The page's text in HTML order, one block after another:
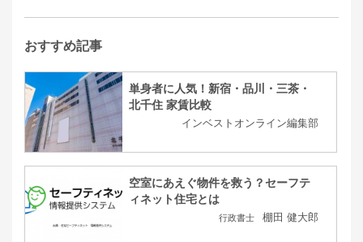
おすすめ記事
単身者に人気！新宿・品川・三茶・
北千住 家賃比較
インベストオンライン編集部
空室にあえぐ物件を救う？セーフテ
ィネット住宅とは
行政書士 棚田 健大郎